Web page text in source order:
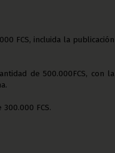
FCS, incluida la publicación
de 500.000FCS, con la
FCS.